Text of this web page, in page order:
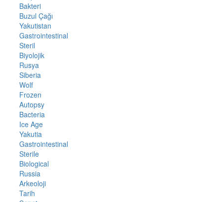
Bakteri
Buzul Çağı
Yakutistan
Gastrointestinal
Steril
Biyolojik
Rusya
Siberia
Wolf
Frozen
Autopsy
Bacteria
Ice Age
Yakutia
Gastrointestinal
Sterile
Biological
Russia
Arkeoloji
Tarih